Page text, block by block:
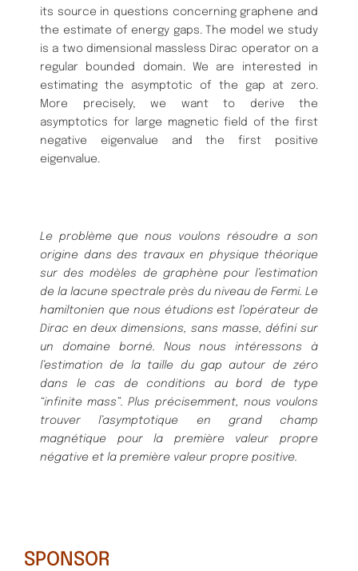
its source in questions concerning graphene and
the estimate of energy gaps. The model we study
is a two dimensional massless Dirac operator on a
regular bounded domain. We are interested in
estimating the asymptotic of the gap at zero.
More precisely, we want to derive the
asymptotics for large magnetic field of the first
negative eigenvalue and the first positive
eigenvalue.
Le problème que nous voulons résoudre a son
origine dans des travaux en physique théorique
sur des modèles de graphène pour l’estimation
de la lacune spectrale près du niveau de Fermi. Le
hamiltonien que nous étudions est l’opérateur de
Dirac endeux dimensions, sans masse, défini sur
un domaine borné. Nous nous intéressons à
l’estimation de la taille du gap autour de zéro
dans le cas de conditions au bord de type
“infinite mass”. Plus précisemment, nous voulons
trouver l’asymptotique en grand champ
magnétique pour la première valeur propre
négative et la première valeur propre positive.
SPONSOR